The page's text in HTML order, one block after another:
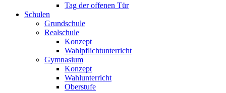
Tag der offenen Tür
Schulen
Grundschule
Realschule
Konzept
Wahlpflichtunterricht
Gymnasium
Konzept
Wahlunterricht
Oberstufe